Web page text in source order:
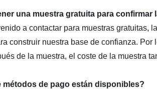
una muestra gratuita para confirmar
a contactar para muestras gratuitas,
construir nuestra base de confianza.
de la muestra, el coste de la muestra
métodos de pago están disponibles?